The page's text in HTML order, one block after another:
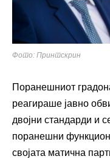
Фото: Принтскрин
Поранешниот
реагираше јавно
двојни стандарди и
поранешни
својата матична